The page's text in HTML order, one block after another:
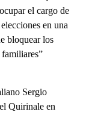
el cargo de
en una
bloquear los
Sergio
Quirinale en